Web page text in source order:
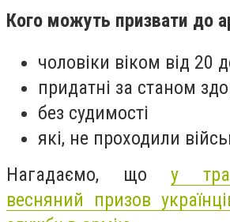
Кого можуть призвати до
чоловіки віком від 20
придатні за станом
без судимості
які, не проходили
Нагадаємо, що у
весняний призов